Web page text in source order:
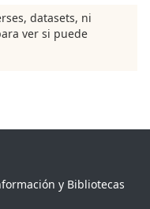
datasets, ni
ver si puede
y Bibliotecas